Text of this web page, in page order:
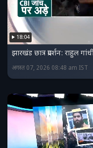
18:04
झारखंड छात्र प्रदर्शन: राहुल
अगस्त 07, 2026 08:48 am IST